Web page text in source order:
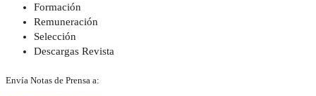
Formación
Remuneración
Selección
Descargas Revista
Envía Notas de Prensa a: